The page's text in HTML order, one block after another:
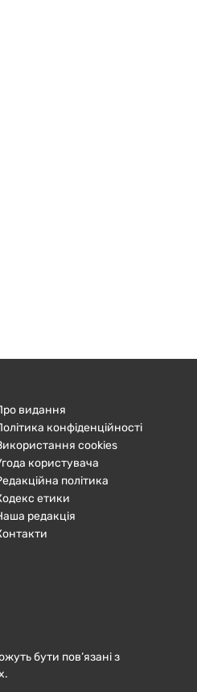
видання
конфіденційності
cookies
користувача
політика
етики
редакція
бути пов’язані з